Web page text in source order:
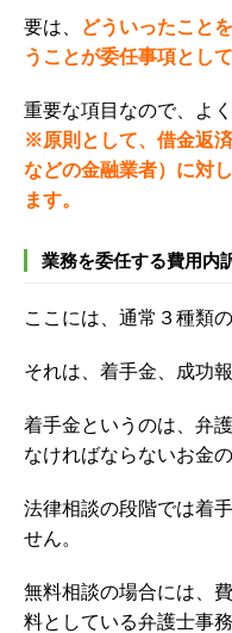
要は、
どういったこと
うことが委任事項とし
重要な項目なので、よ
※原則として、借金返
などの金融業者）に対
ます。
業務を委任する費用内
ここには、通常３種類
それは、着手金、成功
着手金というのは、弁
なければならないお金の
法律相談の段階では着
せん。
無料相談の場合には、
料としている弁護士事